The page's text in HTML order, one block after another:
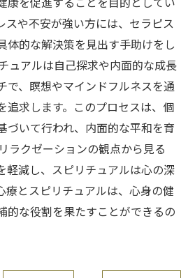
スや不安が強い方には、セラピス
体的な解決策を見出す手助けをし
ュアルは自己探求や内面的な成長
で、瞑想やマインドフルネスを通
追求します。このプロセスは、個
づいて行われ、内面的な平和を育
ラクゼーションの観点から見る
軽減し、スピリチュアルは心の深
療とスピリチュアルは、心身の健
的な役割を果たすことができるの